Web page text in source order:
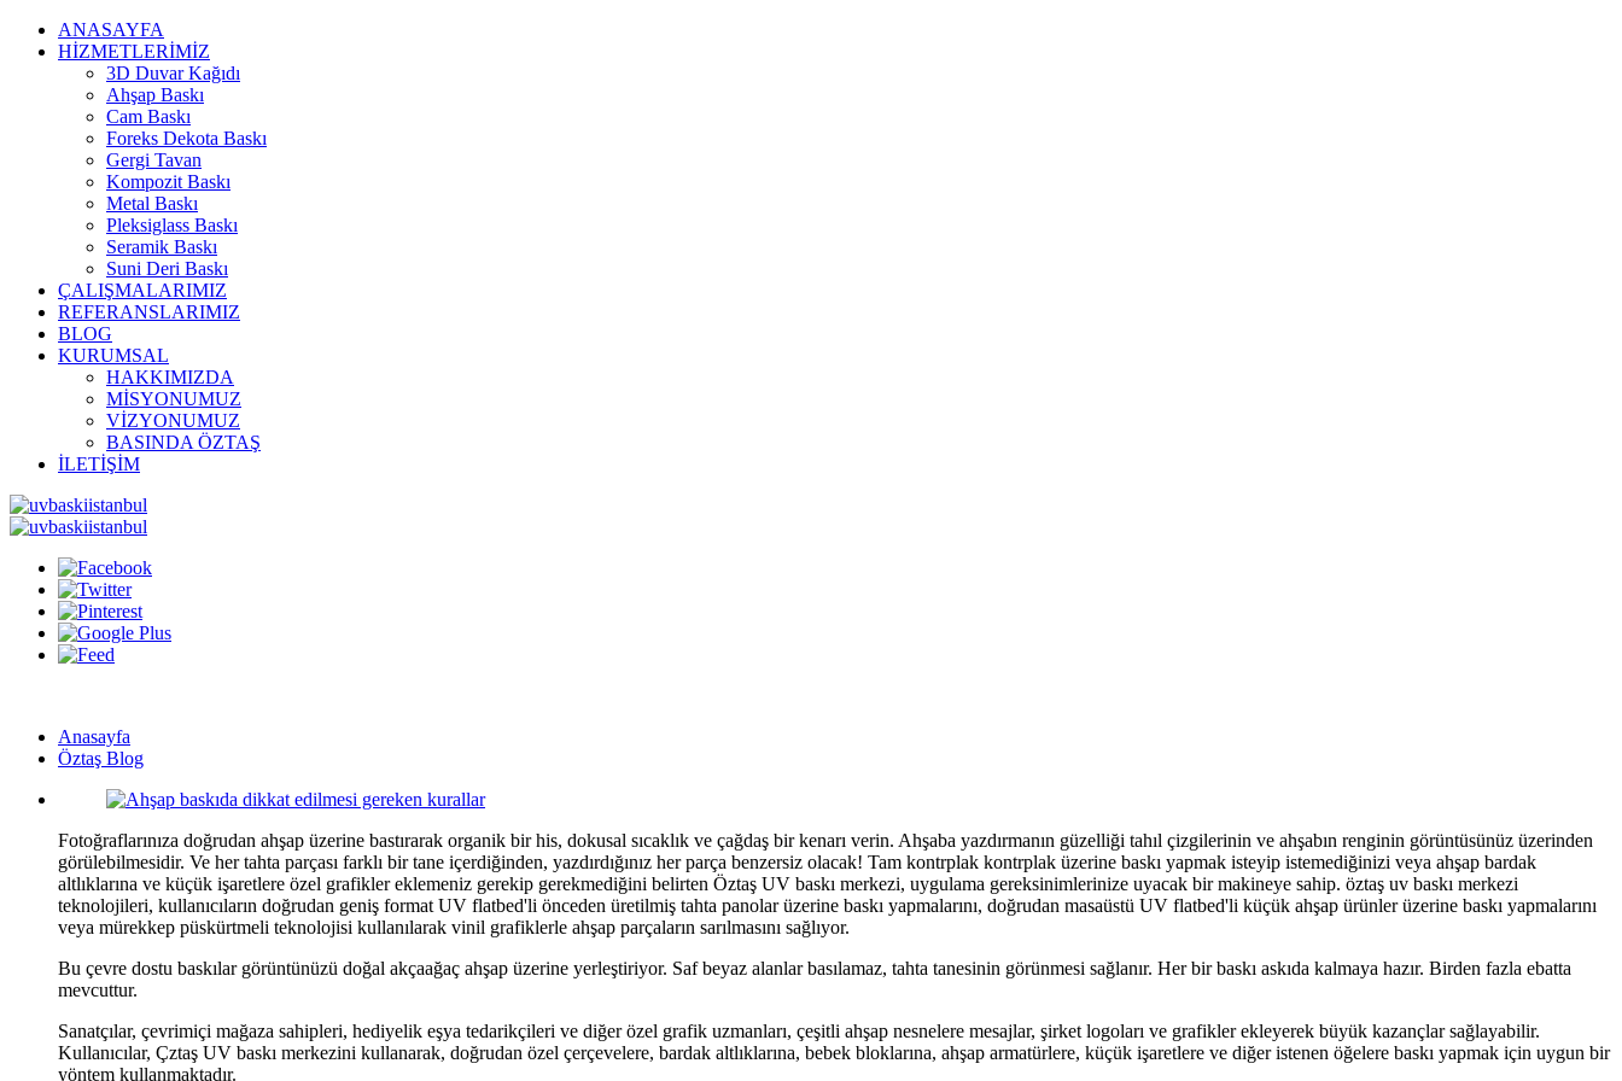
ANASAYFA
HİZMETLERİMİZ
3D Duvar Kağıdı
Ahşap Baskı
Cam Baskı
Foreks Dekota Baskı
Gergi Tavan
Kompozit Baskı
Metal Baskı
Pleksiglass Baskı
Seramik Baskı
Suni Deri Baskı
ÇALIŞMALARIMIZ
REFERANSLARIMIZ
BLOG
KURUMSAL
HAKKIMIZDA
MİSYONUMUZ
VİZYONUMUZ
BASINDA ÖZTAŞ
İLETİŞİM
Anasayfa
Öztaş Blog
Fotoğraflarınıza doğrudan ahşap üzerine bastırarak organik bir his, dokusal sıcaklık ve çağdaş bir kenarı verin. Ahşaba yazdırmanın güzelliği tahıl çizgilerinin ve ahşabın renginin görüntüsünüz üzerinden
görülebilmesidir. Ve her tahta parçası farklı bir tane içerdiğinden, yazdırdığınız her parça benzersiz olacak! Tam kontrplak kontrplak üzerine baskı yapmak isteyip istemediğinizi veya ahşap bardak
altlıklarına ve küçük işaretlere özel grafikler eklemeniz gerekip gerekmediğini belirten Öztaş UV baskı merkezi, uygulama gereksinimlerinize uyacak bir makineye sahip. öztaş uv baskı merkezi
teknolojileri, kullanıcıların doğrudan geniş format UV flatbed'li önceden üretilmiş tahta panolar üzerine baskı yapmalarını, doğrudan masaüstü UV flatbed'li küçük ahşap ürünler üzerine baskı yapmalarını
veya mürekkep püskürtmeli teknolojisi kullanılarak vinil grafiklerle ahşap parçaların sarılmasını sağlıyor.
Bu çevre dostu baskılar görüntünüzü doğal akçaağaç ahşap üzerine yerleştiriyor. Saf beyaz alanlar basılamaz, tahta tanesinin görünmesi sağlanır. Her bir baskı askıda kalmaya hazır. Birden fazla ebatta
mevcuttur.
Sanatçılar, çevrimiçi mağaza sahipleri, hediyelik eşya tedarikçileri ve diğer özel grafik uzmanları, çeşitli ahşap nesnelere mesajlar, şirket logoları ve grafikler ekleyerek büyük kazançlar sağlayabilir.
Kullanıcılar, Çztaş UV baskı merkezini kullanarak, doğrudan özel çerçevelere, bardak altlıklarına, bebek bloklarına, ahşap armatürlere, küçük işaretlere ve diğer istenen öğelere baskı yapmak için uygun bir
yöntem kullanmaktadır.